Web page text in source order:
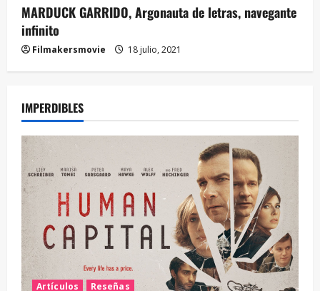
MARDUCK GARRIDO, Argonauta de letras, navegante
infinito
Filmakersmovie 18 julio, 2021
IMPERDIBLES
Artículos Reseñas